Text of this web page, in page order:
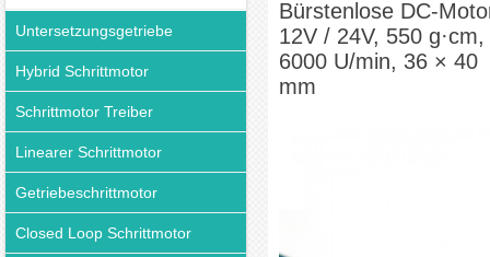
Untersetzungsgetriebe
Hybrid Schrittmotor
Schrittmotor Treiber
Linearer Schrittmotor
Getriebeschrittmotor
Closed Loop Schrittmotor
Bürstenlose DC-
12V / 24V, 550 g·cm,
6000 U/min, 36 × 40
mm